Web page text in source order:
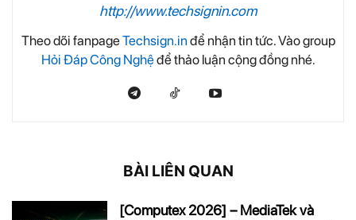
http://www.techsignin.com
Theo dõi fanpageTechsign.in để nhận tin tức. Vào group
Hỏi Đáp Công Nghệđể thảo luận cộng đồng nhé.
BÀI LIÊN QUAN
[Computex 2026] – MediaTek và